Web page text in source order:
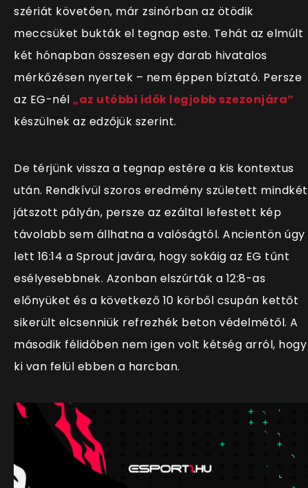
szériát követően, már zsinórban az ötödik
meccsüket bukták el tegnap este. Tehát az elmúlt
két hónapban összesen egy darab hivatalos
mérkőzésen nyertek – nem éppen bíztató. Persze
az EG-nél „az utóbbi idők legjobb szezonjára”
készülnek az edzőjük szerint.
De térjünk vissza a tegnap estére a kis kontextus
után. Rendkívül szoros eredmény született mindkét
játszott pályán, persze az ezáltal lefestett kép
távolabb sem állhatna a valóságtól. Ancientön úgy
lett 16:14 a Sprout javára, hogy sokáig az EG tűnt
esélyesebbnek. Azonban elszúrták a 12:8-as
előnyüket és a következő 10 körből csupán kettőt
sikerült elcsenniük refrezhék beton védelmétől. A
második félidőben nem igen volt kétség arról, hogy
ki van felül ebben a harcban.